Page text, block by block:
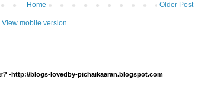
Older Post
Home
View mobile version
-http://blogs-lovedby-pichaikaaran.blogspot.com